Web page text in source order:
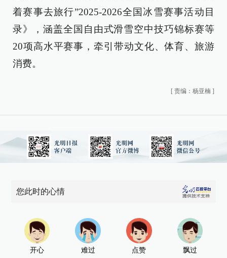
着赛事去旅行”2025-2026全国冰雪赛事活动目
录》，涵盖全国自由式滑雪空中技巧锦标赛等
20项高水平赛事，牵引带动文化、体育、旅游
消费。
[ 责编：杨亚楠 ]
您此时的心情
开心 难过 点赞 飘过